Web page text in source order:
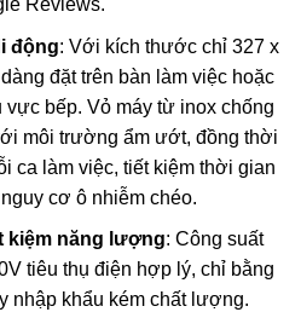
Reviews.
động: Với kích thước chỉ 327 x
đặt trên bàn làm việc hoặc
bếp. Vỏ máy từ inox chống
môi trường ẩm ướt, đồng thời
ca làm việc, tiết kiệm thời gian
cơ ô nhiễm chéo.
kiệm năng lượng: Công suất
tiêu thụ điện hợp lý, chỉ bằng
nhập khẩu kém chất lượng.